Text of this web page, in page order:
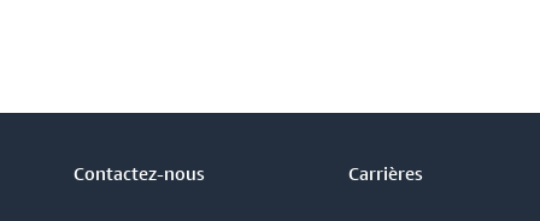
Contactez-nous Carrières